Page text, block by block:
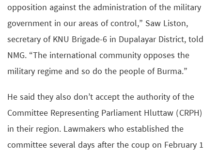
opposition against the administration of the military
government in our areas of control,” Saw Liston,
secretary of KNU Brigade-6 in Dupalayar District, told
NMG. “The international community opposes the
military regime and so do the people of Burma.”
He said they also don’t accept the authority of the
Committee Representing Parliament Hluttaw (CRPH)
in their region. Lawmakers who established the
committee several days after the coup on February 1